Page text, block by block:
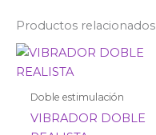
Productos relacionados
Doble estimulación
VIBRADOR DOBLE